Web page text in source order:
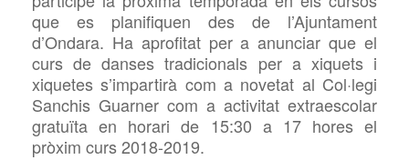
que es planifiquen des de l’Ajuntament
d’Ondara. Ha aprofitat per a anunciar que el
curs de danses tradicionals per a xiquets i
xiquetes s’impartirà com a novetat al Col·legi
Sanchis Guarner com a activitat extraescolar
gratuïta en horari de 15:30 a 17 hores el
pròxim curs 2018-2019.